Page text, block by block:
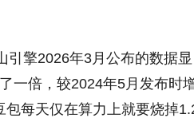
引擎2026年3月公布的数据显
一倍，较2024年5月发布时
每天仅在算力上就要烧掉